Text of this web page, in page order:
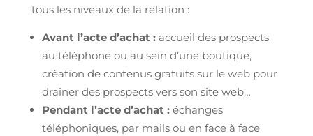
tous les niveaux de la relation :
Avant l’acte d’achat : accueil des prospects
au téléphone ou au sein d’une boutique,
création de contenus gratuits sur le web pour
drainer des prospects vers son site web…
Pendant l’acte d’achat :échanges
téléphoniques, par mails ou en face à face